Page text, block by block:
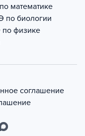
математике
по биологии
физике
соглашение